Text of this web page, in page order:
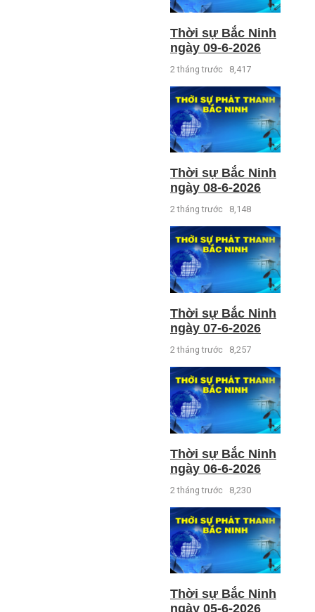
Thời sự Bắc Ninh
ngày 09-6-2026
2 tháng trước 8,417
Thời sự Bắc Ninh
ngày 08-6-2026
2 tháng trước 8,148
Thời sự Bắc Ninh
ngày 07-6-2026
2 tháng trước 8,257
Thời sự Bắc Ninh
ngày 06-6-2026
2 tháng trước 8,230
Thời sự Bắc Ninh
ngày 05-6-2026